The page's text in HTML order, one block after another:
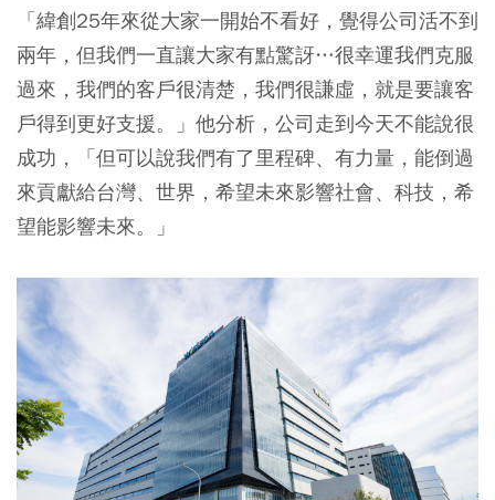
「緯創25年來從大家一開始不看好，覺得公司活不到
兩年，但我們一直讓大家有點驚訝…很幸運我們克服
過來，我們的客戶很清楚，我們很謙虛，就是要讓客
戶得到更好支援。」他分析，公司走到今天不能說很
成功，「但可以說我們有了里程碑、有力量，能倒過
來貢獻給台灣、世界，希望未來影響社會、科技，希
望能影響未來。」